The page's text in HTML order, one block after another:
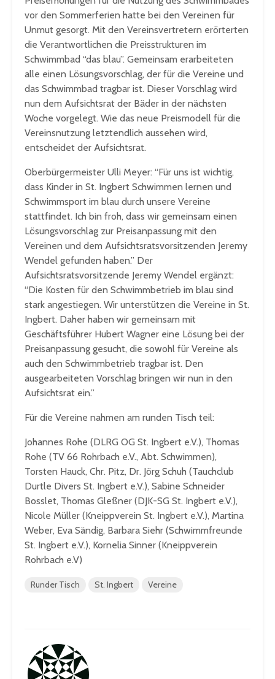
vor den Sommerferien hatte bei den Vereinen für
Unmut gesorgt. Mit den Vereinsvertretern erörterten
die Verantwortlichen die Preisstrukturen im
Schwimmbad “das blau”. Gemeinsam erarbeiteten
alle einen Lösungsvorschlag, der für die Vereine und
das Schwimmbad tragbar ist. Dieser Vorschlag wird
nun dem Aufsichtsrat der Bäder in der nächsten
Woche vorgelegt. Wie das neue Preismodell für die
Vereinsnutzung letztendlich aussehen wird,
entscheidet der Aufsichtsrat.
Oberbürgermeister Ulli Meyer: “Für uns ist wichtig,
dass Kinder in St. Ingbert Schwimmen lernen und
Schwimmsport im blau durch unsere Vereine
stattfindet. Ich bin froh, dass wir gemeinsam einen
Lösungsvorschlag zur Preisanpassung mit den
Vereinen und dem Aufsichtsratsvorsitzenden Jeremy
Wendel gefunden haben.” Der
Aufsichtsratsvorsitzende Jeremy Wendel ergänzt:
“Die Kosten für den Schwimmbetrieb im blau sind
stark angestiegen. Wir unterstützen die Vereine in St.
Ingbert. Daher haben wir gemeinsam mit
Geschäftsführer Hubert Wagner eine Lösung bei der
Preisanpassung gesucht, die sowohl für Vereine als
auch den Schwimmbetrieb tragbar ist. Den
ausgearbeiteten Vorschlag bringen wir nun in den
Aufsichtsrat ein.”
Für die Vereine nahmen am runden Tisch teil:
Johannes Rohe (DLRG OG St. Ingbert e.V.), Thomas
Rohe (TV 66 Rohrbach e.V., Abt. Schwimmen),
Torsten Hauck, Chr. Pitz, Dr. Jörg Schuh (Tauchclub
Durtle Divers St. Ingbert e.V.), Sabine Schneider
Bosslet, Thomas Gleßner (DJK-SG St. Ingbert e.V.),
Nicole Müller (Kneippverein St. Ingbert e.V.), Martina
Weber, Eva Sändig, Barbara Siehr (Schwimmfreunde
St. Ingbert e.V.), Kornelia Sinner (Kneippverein
Rohrbach e.V)
Runder Tisch St. Ingbert Vereine